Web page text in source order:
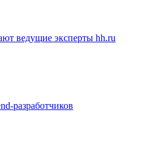
ведущие эксперты hh.ru
разработчиков